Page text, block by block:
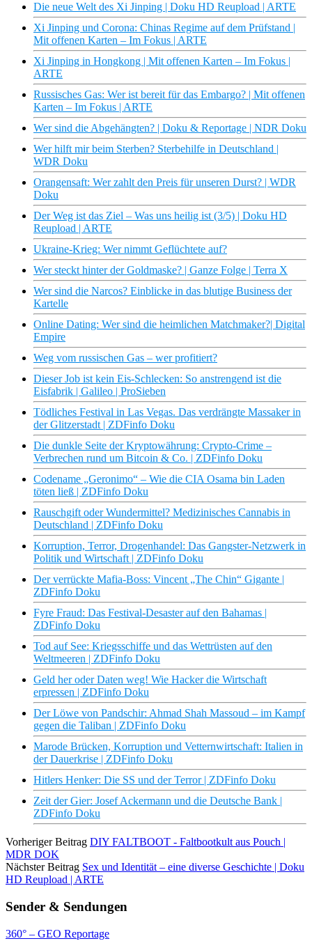
Die neue Welt des Xi Jinping | Doku HD Reupload | ARTE
Xi Jinping und Corona: Chinas Regime auf dem Prüfstand |
Mit offenen Karten – Im Fokus | ARTE
Xi Jinping in Hongkong | Mit offenen Karten – Im Fokus |
ARTE
Russisches Gas: Wer ist bereit für das Embargo? | Mit offenen
Karten – Im Fokus | ARTE
Wer sind die Abgehängten? | Doku & Reportage | NDR Doku
Wer hilft mir beim Sterben? Sterbehilfe in Deutschland |
WDR Doku
Orangensaft: Wer zahlt den Preis für unseren Durst? | WDR
Doku
Der Weg ist das Ziel – Was uns heilig ist (3/5) | Doku HD
Reupload | ARTE
Ukraine-Krieg: Wer nimmt Geflüchtete auf?
Wer steckt hinter der Goldmaske? | Ganze Folge | Terra X
Wer sind die Narcos? Einblicke in das blutige Business der
Kartelle
Online Dating: Wer sind die heimlichen Matchmaker?| Digital
Empire
Weg vom russischen Gas – wer profitiert?
Dieser Job ist kein Eis-Schlecken: So anstrengend ist die
Eisfabrik | Galileo | ProSieben
Tödliches Festival in Las Vegas. Das verdrängte Massaker in
der Glitzerstadt | ZDFinfo Doku
Die dunkle Seite der Kryptowährung: Crypto-Crime –
Verbrechen rund um Bitcoin & Co. | ZDFinfo Doku
Codename „Geronimo“ – Wie die CIA Osama bin Laden
töten ließ | ZDFinfo Doku
Rauschgift oder Wundermittel? Medizinisches Cannabis in
Deutschland | ZDFinfo Doku
Korruption, Terror, Drogenhandel: Das Gangster-Netzwerk in
Politik und Wirtschaft | ZDFinfo Doku
Der verrückte Mafia-Boss: Vincent „The Chin“ Gigante |
ZDFinfo Doku
Fyre Fraud: Das Festival-Desaster auf den Bahamas |
ZDFinfo Doku
Tod auf See: Kriegsschiffe und das Wettrüsten auf den
Weltmeeren | ZDFinfo Doku
Geld her oder Daten weg! Wie Hacker die Wirtschaft
erpressen | ZDFinfo Doku
Der Löwe von Pandschir: Ahmad Shah Massoud – im Kampf
gegen die Taliban | ZDFinfo Doku
Marode Brücken, Korruption und Vetternwirtschaft: Italien in
der Dauerkrise | ZDFinfo Doku
Hitlers Henker: Die SS und der Terror | ZDFinfo Doku
Zeit der Gier: Josef Ackermann und die Deutsche Bank |
ZDFinfo Doku
Vorheriger Beitrag DIY FALTBOOT - Faltbootkult aus Pouch |
MDR DOK
Nächster Beitrag Sex und Identität – eine diverse Geschichte | Doku
HD Reupload | ARTE
Sender & Sendungen
360° – GEO Reportage